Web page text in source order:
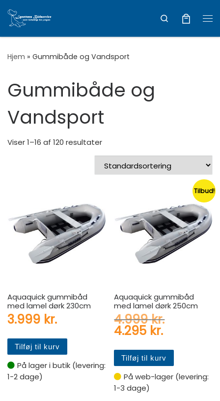
Vis hele indholdet
Search
Hjem » Gummibåde og Vandsport
Gummibåde og
Vandsport
Viser 1–16 af 120 resultater
Aquaquick gummibåd
med lamel dørk 230cm
3.999 kr.
Tilføj til kurv
På lager i butik (levering:
1-2 dage)
Tilbud!
Aquaquick gummibåd
med lamel dørk 250cm
4.999kr.Den
4.295 kr.Den
Tilføj til kurv
På web-lager (levering:
1-3 dage)